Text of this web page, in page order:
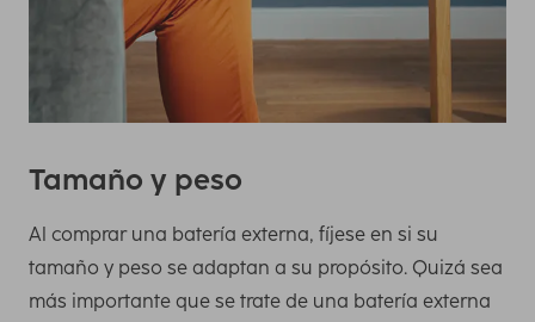
Tamaño y peso
Al comprar una batería externa, fíjese en si su
tamaño y peso se adaptan a su propósito. Quizá sea
más importante que se trate de una batería externa